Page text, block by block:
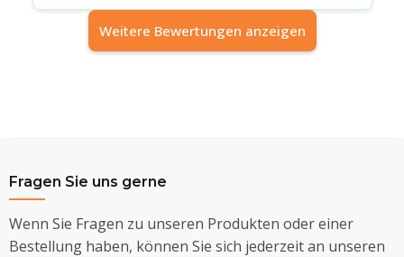
Weitere Bewertungen anzeigen
Fragen Sie uns gerne
Wenn Sie Fragen zu unseren Produkten oder einer
Bestellung haben, können Sie sich jederzeit an unseren